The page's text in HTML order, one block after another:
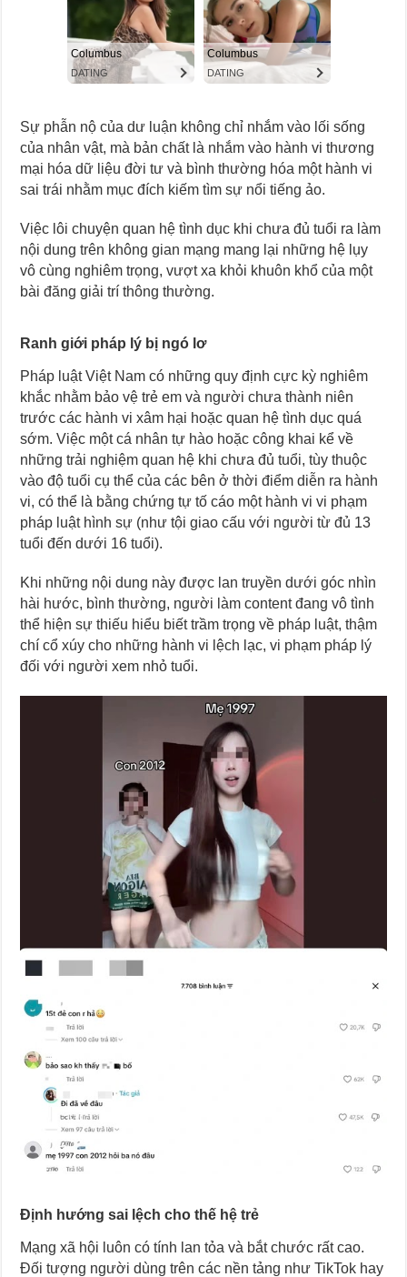
Sự phẫn nộ của dư luận không chỉ nhắm vào lối sống
của nhân vật, mà bản chất là nhắm vào hành vi thương
mại hóa dữ liệu đời tư và bình thường hóa một hành vi
sai trái nhằm mục đích kiếm tìm sự nổi tiếng ảo.
Việc lôi chuyện quan hệ tình dục khi chưa đủ tuổi ra làm
nội dung trên không gian mạng mang lại những hệ lụy
vô cùng nghiêm trọng, vượt xa khỏi khuôn khổ của một
bài đăng giải trí thông thường.
Ranh giới pháp lý bị ngó lơ
Pháp luật Việt Nam có những quy định cực kỳ nghiêm
khắc nhằm bảo vệ trẻ em và người chưa thành niên
trước các hành vi xâm hại hoặc quan hệ tình dục quá
sớm. Việc một cá nhân tự hào hoặc công khai kể về
những trải nghiệm quan hệ khi chưa đủ tuổi, tùy thuộc
vào độ tuổi cụ thể của các bên ở thời điểm diễn ra hành
vi, có thể là bằng chứng tự tố cáo một hành vi vi phạm
pháp luật hình sự (như tội giao cấu với người từ đủ 13
tuổi đến dưới 16 tuổi).
Khi những nội dung này được lan truyền dưới góc nhìn
hài hước, bình thường, người làm content đang vô tình
thể hiện sự thiếu hiểu biết trầm trọng về pháp luật, thậm
chí cổ xúy cho những hành vi lệch lạc, vi phạm pháp lý
đối với người xem nhỏ tuổi.
Định hướng sai lệch cho thế hệ trẻ
Mạng xã hội luôn có tính lan tỏa và bắt chước rất cao.
Đối tượng người dùng trên các nền tảng như TikTok hay